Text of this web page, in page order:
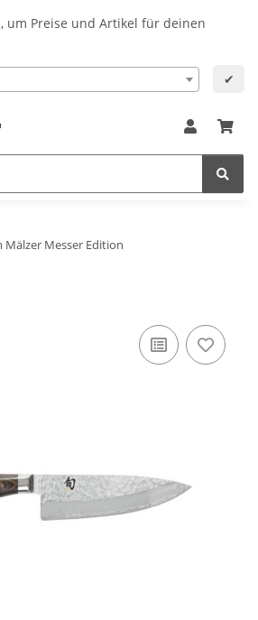
um Preise und Artikel für deinen
✔
Mälzer Messer Edition